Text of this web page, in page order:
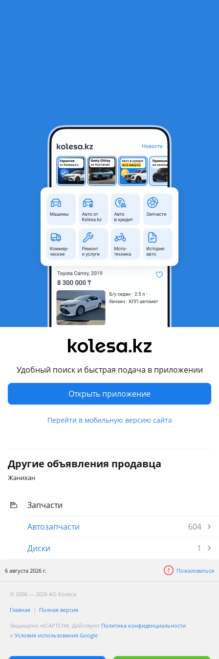
Удобный поиск и быстрая подача в приложении
Открыть приложение
Перейти в мобильную версию сайта
Бампер передний тойота камри
Астана, Акмолинская
область
Б/y
Есть доставка
Да
Подходит на авто
Toyota Camry
2001 - 2004 XV30, 2004 - 2006 XV30 рестайлинг (V35)
Комментарий продавца
Отправка по всем регионам
В отличном состоянии
Можете написать нам мы отправим фото и видео
Наш адрес: ул. Аспандияр Кенжин 5
Авто разбор Aisha Auto
Другие объявления продавца
Жанихан
Запчасти
Автозапчасти
604
Диски
1
6 августа 2026 г. Пожаловаться
© 2006 — 2026 АО Колеса
Главная Полная версия
Защищено reCAPTCHA. Действуют Политика конфиденциальности
и Условия использования Google